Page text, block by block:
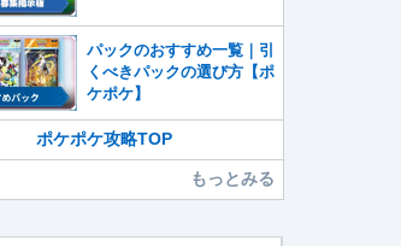
パックのおすすめ一覧｜引
くべきパックの選び方【ポ
ケポケ】
ポケポケ攻略TOP
もっとみる